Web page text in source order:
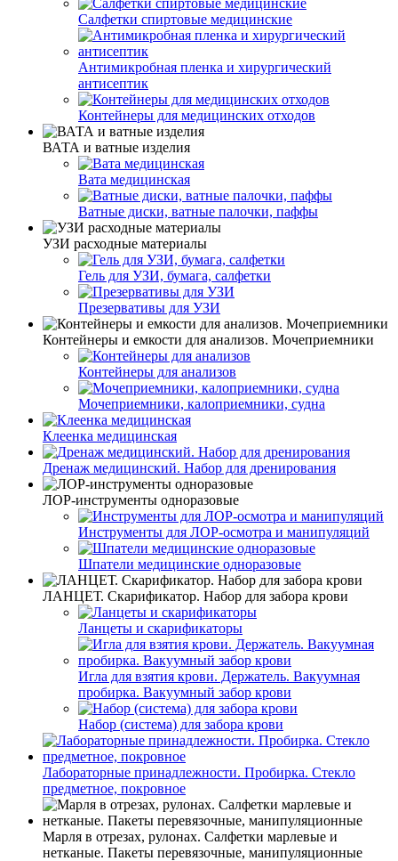
Салфетки спиртовые медицинские
Антимикробная пленка и хирургический
антисептик
Контейнеры для медицинских отходов
ВАТА и ватные изделия
Вата медицинская
Ватные диски, ватные палочки, паффы
УЗИ расходные материалы
Гель для УЗИ, бумага, салфетки
Презервативы для УЗИ
Контейнеры и емкости для анализов. Мочеприемники
Контейнеры для анализов
Мочеприемники, калоприемники, судна
Клеенка медицинская
Дренаж медицинский. Набор для дренирования
ЛОР-инструменты одноразовые
Инструменты для ЛОР-осмотра и манипуляций
Шпатели медицинские одноразовые
ЛАНЦЕТ. Скарификатор. Набор для забора крови
Ланцеты и скарификаторы
Игла для взятия крови. Держатель. Вакуумная
пробирка. Вакуумный забор крови
Набор (система) для забора крови
Лабораторные принадлежности. Пробирка. Стекло
предметное, покровное
Марля в отрезах, рулонах. Салфетки марлевые и
нетканые. Пакеты перевязочные, манипуляционные